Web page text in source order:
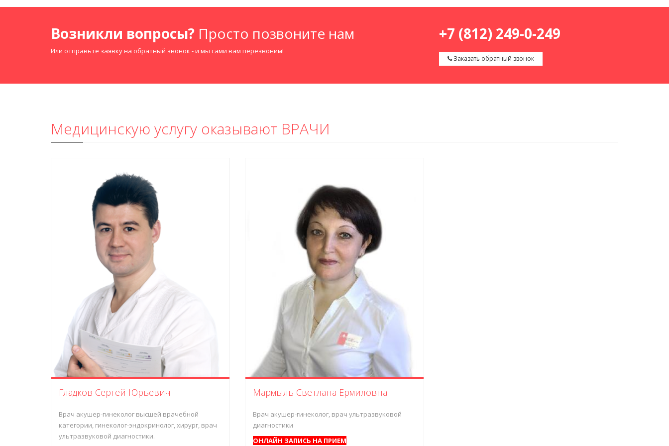
Возникли вопросы? Просто позвоните нам
Или отправьте заявку на обратный звонок - и мы сами вам перезвоним!
+7 (812) 249-0-249
Заказать обратный звонок
Медицинскую услугу оказывают ВРАЧИ
Гладков Сергей Юрьевич
Врач акушер-гинеколог высшей врачебной
категории , гинеколог-эндокринолог, хирург, врач
ультразвуковой диагностики.
Мармыль Светлана Ермиловна
Врач акушер-гинеколог, врач ультразвуковой
диагностики
ОНЛАЙН ЗАПИСЬ НА ПРИЕМ